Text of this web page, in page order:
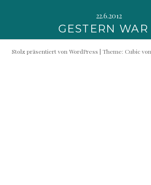
22.6.2012
GESTERN WAR
Stolz präsentiert von WordPress | Theme: Cubic von